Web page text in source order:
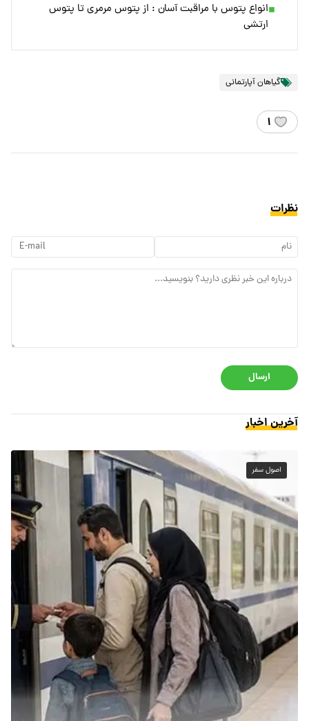
انواع پتوس‌ با مراقبت آسان : از پتوس مرمری تا پتوس
ارتشی
گیاهان آپارتمانی
۱
نظرات
ارسال
آخرین اخبار
اصول سفر